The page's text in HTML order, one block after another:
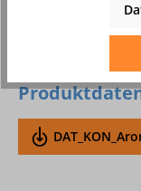
Zum Merkzettel